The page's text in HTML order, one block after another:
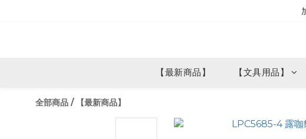
【最新商品】 【文具用品】
全部商品 / 【最新商品】